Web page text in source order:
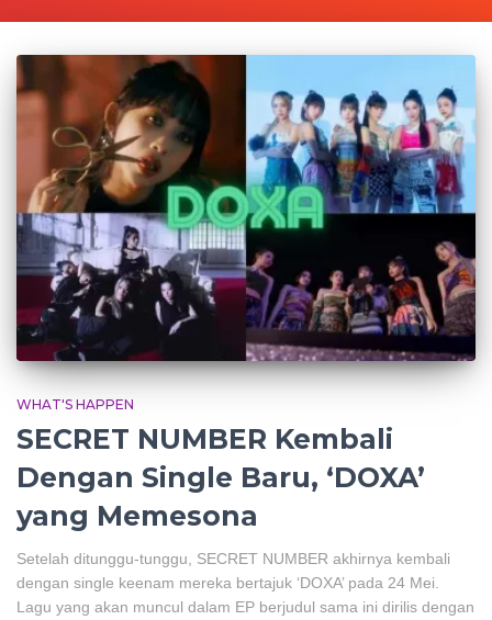
WHAT'S HAPPEN
SECRET NUMBER Kembali
Dengan Single Baru, ‘DOXA’
yang Memesona
Setelah ditunggu-tunggu, SECRET NUMBER akhirnya kembali
dengan single keenam mereka bertajuk ‘DOXA’ pada 24 Mei.
Lagu yang akan muncul dalam EP berjudul sama ini dirilis dengan